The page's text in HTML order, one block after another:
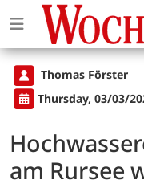
Thomas Förster
Thursday, 03/03/
am Rursee